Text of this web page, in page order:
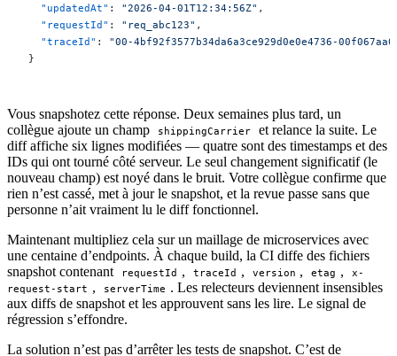
  "updatedAt"
: "2026-04-01T12:34:56Z" ,
  "requestId"
: "req_abc123" ,
  "traceId"
: "00-4bf92f3577b34da6a3ce929d0e0e4736-
}
Vous snapshotez cette réponse. Deux semaines plus tard, un
collègue ajoute un champ
shippingCarrier
et relance la suite. Le
diff affiche six lignes modifiées — quatre sont des timestamps et des
IDs qui ont tourné côté serveur. Le seul changement significatif (le
nouveau champ) est noyé dans le bruit. Votre collègue confirme que
rien n’est cassé, met à jour le snapshot, et la revue passe sans que
personne n’ait vraiment lu le diff fonctionnel.
Maintenant multipliez cela sur un maillage de microservices avec
une centaine d’endpoints. À chaque build, la CI diffe des fichiers
snapshot contenant
requestId , traceId , version , etag ,
x-
request-start , serverTime . Les relecteurs deviennent insensibles
aux diffs de snapshot et les approuvent sans les lire. Le signal de
régression s’effondre.
La solution n’est pas d’arrêter les tests de snapshot. C’est de